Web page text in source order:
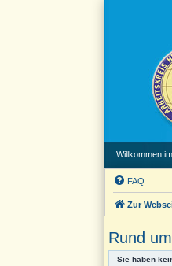
Willkommen
FAQ
Zur
Rund
Sie haben